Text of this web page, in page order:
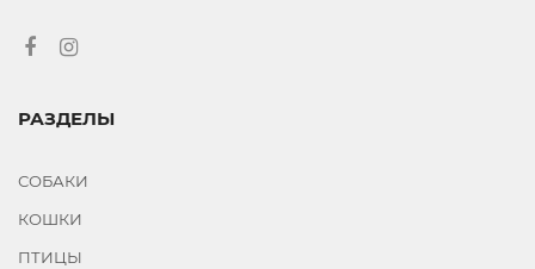
РАЗДЕЛЫ
СОБАКИ
КОШКИ
ПТИЦЫ